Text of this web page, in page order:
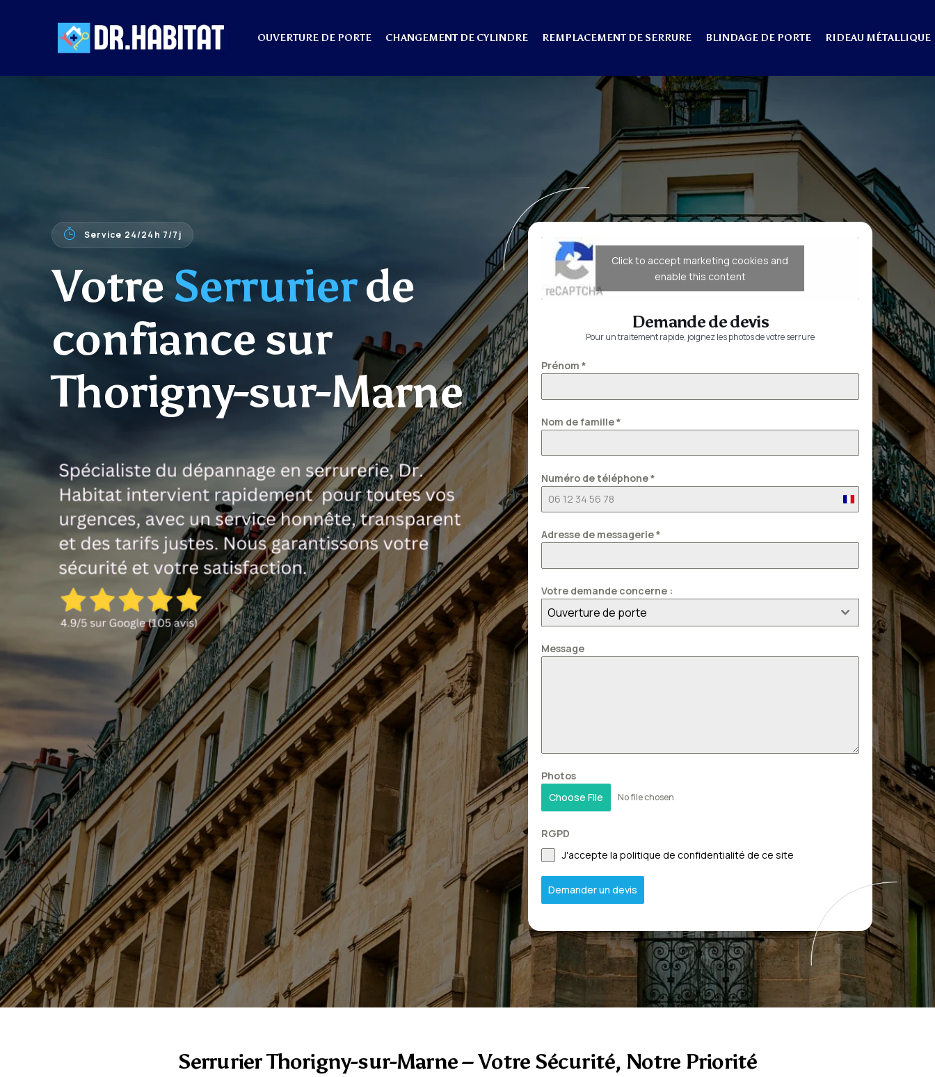
OUVERTURE DE PORTE CHANGEMENT DE CYLINDRE REMPLACEMENT DE SERRURE BLINDAGE DE PORTE RIDEAU MÉTALLIQUE
Service 24/24h 7/7j
Votre Serrurierde
confiance sur
Thorigny-sur-Marne
Click to accept marketing cookies and
enable this content
Demande de devis
Pour un traitement rapide, joignez les photos de votre serrure
Prénom *
Nom de famille*
Numéro de téléphone*
France
Adresse de messagerie*
Votre demande concerne :
Ouverture de porte
Message
Photos
Choose File
No file chosen
RGPD
J'accepte la politique de confidentialité de ce site
Demander un devis
Serrurier Thorigny-sur-Marne – Votre Sécurité, Notre Priorité